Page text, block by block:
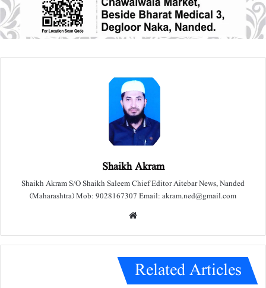
Shaikh Akram
Shaikh Akram S/O Shaikh Saleem Chief Editor Aitebar News, Nanded
(Maharashtra) Mob: 9028167307 Email: akram.ned@gmail.com
e
Related Articles